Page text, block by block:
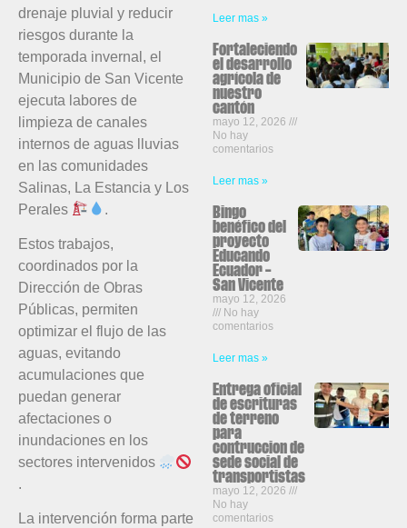
drenaje pluvial y reducir
riesgos durante la
temporada invernal, el
Municipio de San Vicente
ejecuta labores de
limpieza de canales
internos de aguas lluvias
en las comunidades
Salinas, La Estancia y Los
Perales
.
Estos trabajos,
coordinados por la
Dirección de Obras
Públicas, permiten
optimizar el flujo de las
aguas, evitando
acumulaciones que
puedan generar
afectaciones o
inundaciones en los
sectores intervenidos
.
La intervención forma parte
Leer mas »
Fortaleciendo
el desarrollo
agrícola de
nuestro
cantón
mayo 12, 2026
No hay
comentarios
Leer mas »
Bingo
benéfico del
proyecto
Educando
Ecuador –
San Vicente
mayo 12, 2026
No hay
comentarios
Leer mas »
Entrega oficial
de escrituras
de terreno
para
contruccion de
sede social de
transportistas
mayo 12, 2026
No hay
comentarios